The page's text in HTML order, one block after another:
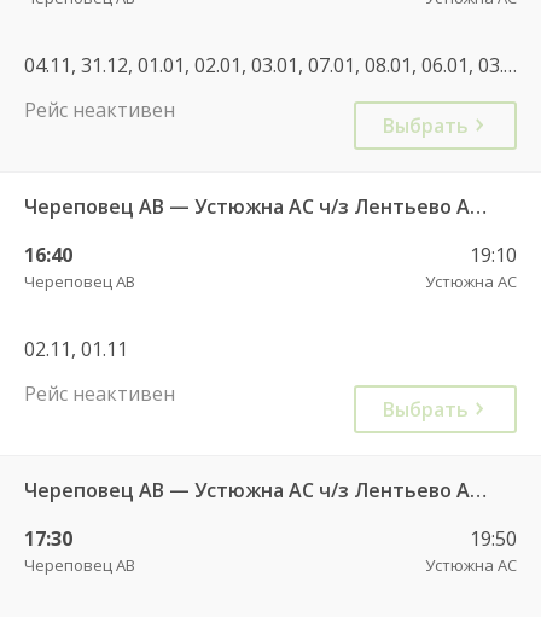
04.11, 31.12, 01.01, 02.01, 03.01, 07.01, 08.01, 06.01, 03.11, 04.11
Рейс неактивен
Выбрать
Череповец АВ — Устюжна АС ч/з Лентьево АС 750
16:40
Череповец АВ
19:10
Устюжна АС
02.11, 01.11
Рейс неактивен
Выбрать
Череповец АВ — Устюжна АС ч/з Лентьево АС - 750
17:30
Череповец АВ
19:50
Устюжна АС